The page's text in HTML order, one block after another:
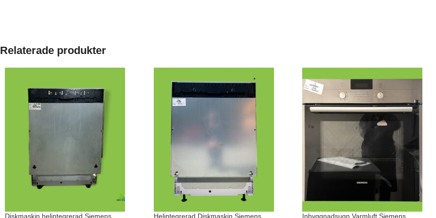
Relaterade produkter
Diskmaskin helintegrerad Siemens Helintegrerad Diskmaskin Siemens Inbyggnadsugn Varmluft Siemens